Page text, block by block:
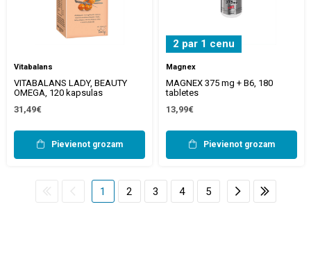
Vitabalans
VITABALANS LADY, BEAUTY
OMEGA, 120 kapsulas
31,49€
Pievienot grozam
2 par 1 cenu
Magnex
MAGNEX 375 mg + B6, 180
tabletes
13,99€
Pievienot grozam
1 2 3 4 5